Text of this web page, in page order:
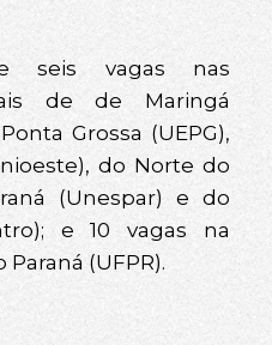
seis vagas nas
de de Maringá
Grossa (UEPG),
do Norte do
(Unespar) e do
e 10 vagas na
(UFPR).